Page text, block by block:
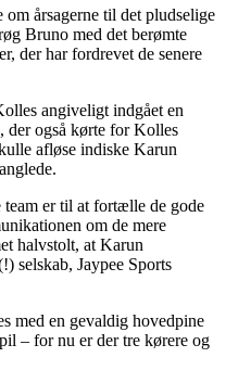
om årsagerne til det pludselige
Bruno med det berømte
der har fordrevet de senere
angiveligt indgået en
der også kørte for Kolles
afløse indiske Karun
team er til at fortælle de gode
om de mere
halvstolt, at Karun
selskab, Jaypee Sports
med en gevaldig hovedpine
– for nu er der tre kørere og